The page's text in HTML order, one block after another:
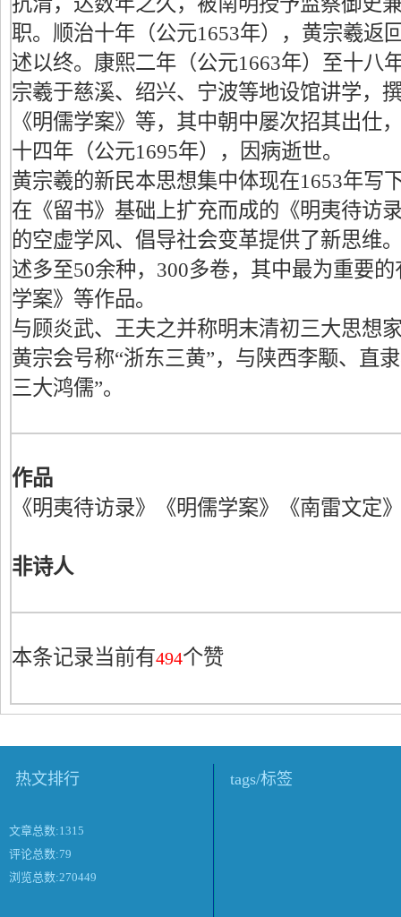
职。顺治十年（公元1653年），黄宗羲返
述以终。康熙二年（公元1663年）至十八
宗羲于慈溪、绍兴、宁波等地设馆讲学，
《明儒学案》等，其中朝中屡次招其出仕
十四年（公元1695年），因病逝世。
黄宗羲的新民本思想集中体现在1653年写
在《留书》基础上扩充而成的《明夷待访
的空虚学风、倡导社会变革提供了新思维
述多至50余种，300多卷，其中最为重要
学案》等作品。
与顾炎武、王夫之并称明末清初三大思想
黄宗会号称“浙东三黄”，与陕西李颙、直
三大鸿儒”。
作品
《明夷待访录》《明儒学案》《南雷文定
非诗人
本条记录当前有494个赞
热文排行
文章总数:1315
评论总数:79
浏览总数:270449
tags/标签